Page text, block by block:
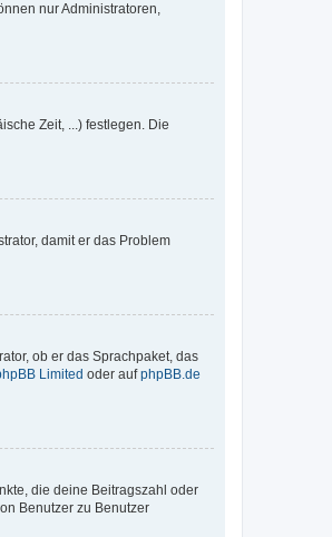
nur Administratoren,
Zeit, ...) festlegen. Die
damit er das Problem
ob er das Sprachpaket, das
Limited oder aufphpBB.de
die deine Beitragszahl oder
Benutzer zu Benutzer